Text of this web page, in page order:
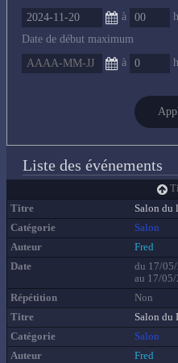
à
h
Date de début maximum
à
h
Liste des événements
Salon du
Salon
Fred
du 17/
au 17/
Non
Salon du
Salon
Fred